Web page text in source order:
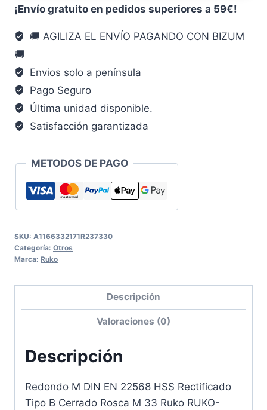
Tipo
Cerrado
M
Ruko
RUKO-
otro
cantidad
¡Envío gratuito en pedidos superiores a 59€!
🚚 AGILIZA EL ENVÍO PAGANDO CON BIZUM
🚚
Envios solo a península
Pago Seguro
Última unidad disponible.
Satisfacción garantizada
METODOS DE PAGO
SKU: A1166332171R237330
Categoría: Otros
Marca: Ruko
Descripción
Valoraciones (0)
Descripción
Redondo M DIN EN 22568 HSS Rectificado
Tipo B Cerrado Rosca M 33 Ruko RUKO-